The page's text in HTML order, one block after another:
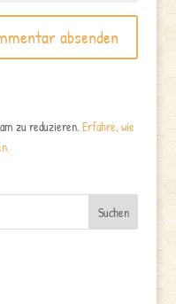
zu reduzieren. Erfahre, wie